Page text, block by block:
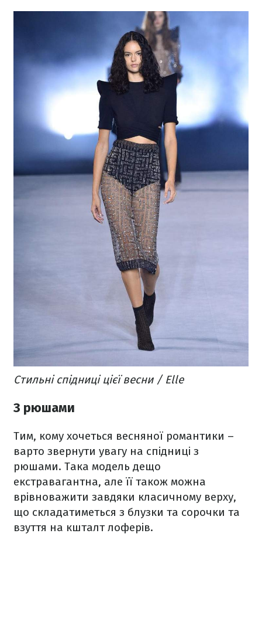
Стильні спідниці цієї весни / Elle
З рюшами
Тим, кому хочеться весняної романтики –
варто звернути увагу на спідниці з
рюшами. Така модель дещо
екстравагантна, але її також можна
врівноважити завдяки класичному верху,
що складатиметься з блузки та сорочки та
взуття на кшталт лоферів.